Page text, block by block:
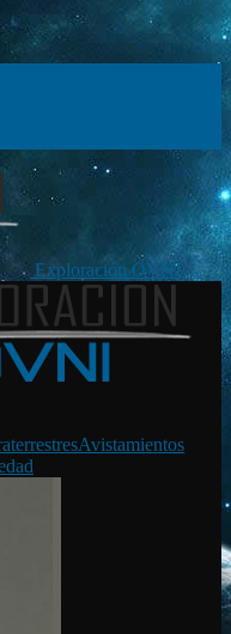
Exploración OVNI
Avistamientos